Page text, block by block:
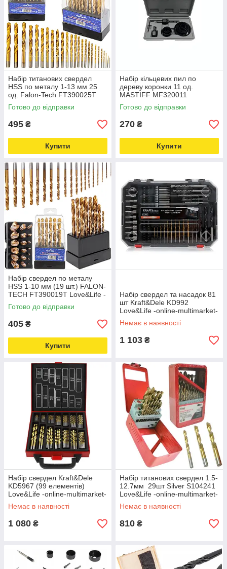
Набір титанових свердел
HSS по металу 1-13 мм 25
од. Falon-Tech FT390025T
Love&Life -online-multimarket-
Готово до відправки
495 ₴
Купити
Набір кільцевих пил по
дереву коронки 11 од.
MASTIFF MF320011
Love&Life -online-multimarket-
Готово до відправки
270 ₴
Купити
Набір свердел по металу
HSS 1-10 мм (19 шт.) FALON-
TECH FT390019T Love&Life -
online-multimarket-
Готово до відправки
405 ₴
Купити
Набір свердел та насадок 81
шт Kraft&Dele KD992
Love&Life -online-multimarket-
Немає в наявності
1 103 ₴
Набір свердел Kraft&Dele
KD5967 (99 елементів)
Love&Life -online-multimarket-
Немає в наявності
1 080 ₴
Набір титанових свердел 1.5-
12.7мм 29шт Silver S104241
Love&Life -online-multimarket-
Немає в наявності
810 ₴